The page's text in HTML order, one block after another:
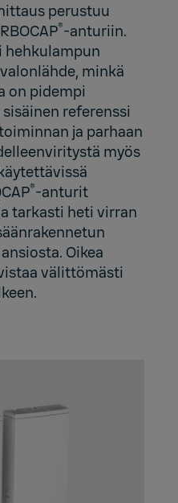
perustuu
®-anturiin.
hehkulampun
, minkä
on pidempi
referenssi
ja parhaan
myös
®-anturit
tarkasti heti virran
Oikea
välittömästi